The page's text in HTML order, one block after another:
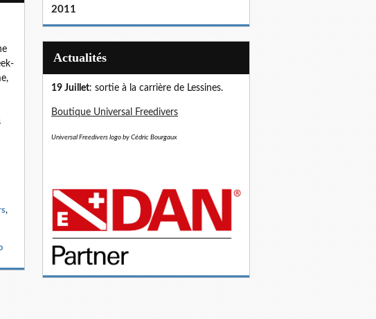
,
2011
Actualités
19 Juillet: sortie à la carrière de Lessines.
Boutique Universal Freedivers
Universal Freedivers logo by Cédric Bourgaux